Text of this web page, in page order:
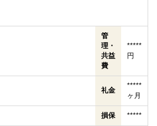
管
理・
共益
費
*****
円
礼金
*****
ヶ月
損保 *****